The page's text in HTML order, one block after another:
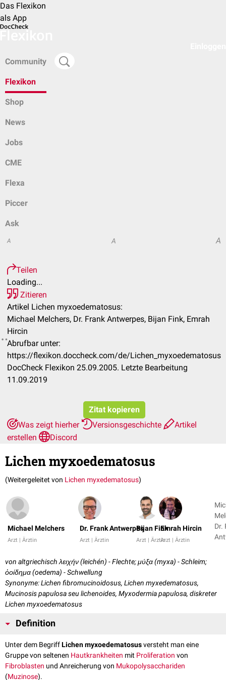
Das Flexikon
als App
Community
Flexikon
Shop
News
Jobs
CME
Flexa
Piccer
Ask
A A A
Teilen
Loading...
Zitieren
Artikel Lichen myxoedematosus:
Michael Melchers, Dr. Frank Antwerpes, Bijan Fink, Emrah
Hircin
Abrufbar unter:
https://flexikon.doccheck.com/de/Lichen_myxoedematosus
DocCheck Flexikon 25.09.2005. Letzte Bearbeitung
11.09.2019
Zitat kopieren
Was zeigt hierher
Versionsgeschichte
Artikel
erstellen
Discord
Lichen myxoedematosus
(Weitergeleitet von Lichen myxedematosus)
Michael Melchers
Arzt | Ärztin
Dr. Frank Antwerpes
Arzt | Ärztin
Bijan Fink
Arzt | Ärztin
Emrah Hircin
Arzt | Ärztin
Dr.
von altgriechisch λειχήν (leichén) - Flechte; μύξα (myxa) - Schleim;
ὁοίδημα (oedema) - Schwellung
Synonyme: Lichen fibromucinoidosus, Lichen myxedematosus,
Mucinosis papulosa seu lichenoides, Myxodermia papulosa, diskreter
Lichen myxoedematosus
Definition
Unter dem BegriffLichen myxoedematosusversteht man eine
Gruppe von seltenen Hautkrankheiten mit Proliferation von
Fibroblasten und Anreicherung von Mukopolysacchariden
(Muzinose).